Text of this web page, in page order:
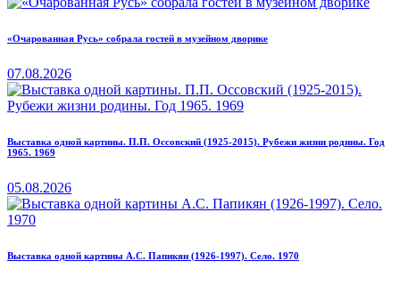
«Очарованная Русь» собрала гостей в музейном дворике
07.08.2026
Выставка одной картины. П.П. Оссовский (1925-2015). Рубежи жизни родины. Год
1965. 1969
05.08.2026
Выставка одной картины А.С. Папикян (1926-1997). Село. 1970